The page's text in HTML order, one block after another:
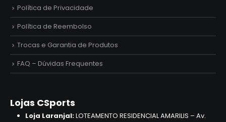
Política de Privacidade
Política de Reembolso
Trocas e Garantia de Produtos
FAQ – Dúvidas Frequentes
Lojas CSports
Loja Laranjal:LOTEAMENTO RESIDENCIAL AMARILIS – Av.